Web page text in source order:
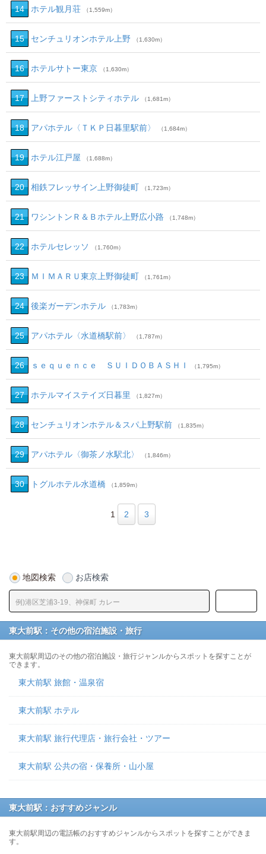
14 ホテル観月荘 （1,559m）
15 センチュリオンホテル上野 （1,630m）
16 ホテルサトー東京 （1,630m）
17 上野ファーストシティホテル （1,681m）
18 アパホテル〈ＴＫＰ日暮里駅前〉 （1,684m）
19 ホテル江戸屋 （1,688m）
20 相鉄フレッサイン上野御徒町 （1,723m）
21 ワシントンＲ＆Ｂホテル上野広小路 （1,748m）
22 ホテルセレッソ （1,760m）
23 ＭＩＭＡＲＵ東京上野御徒町 （1,761m）
24 後楽ガーデンホテル （1,783m）
25 アパホテル〈水道橋駅前〉 （1,787m）
26 ｓｅｑｕｅｎｃｅ ＳＵＩＤＯＢＡＳＨＩ （1,795m）
27 ホテルマイステイズ日暮里 （1,827m）
28 センチュリオンホテル＆スパ上野駅前 （1,835m）
29 アパホテル〈御茶ノ水駅北〉 （1,846m）
30 トグルホテル水道橋 （1,859m）
1 2 3
地図検索 お店検索
東大前駅：その他の宿泊施設・旅行
東大前駅周辺のその他の宿泊施設・旅行ジャンルからスポットを探すことが
できます。
東大前駅 旅館・温泉宿
東大前駅 ホテル
東大前駅 旅行代理店・旅行会社・ツアー
東大前駅 公共の宿・保養所・山小屋
東大前駅：おすすめジャンル
東大前駅周辺の電話帳のおすすめジャンルからスポットを探すことができま
す。